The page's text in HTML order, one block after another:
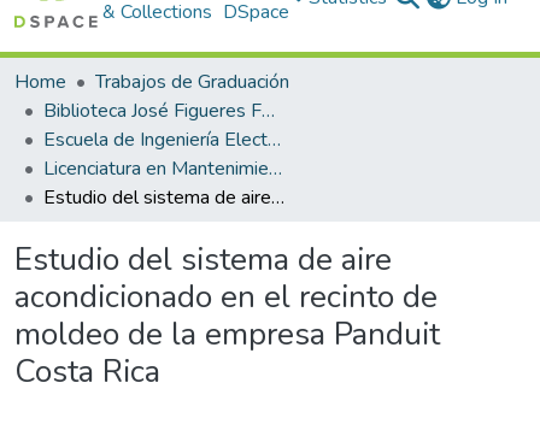
& Collections DSpace
Home
Trabajos de Graduación
Biblioteca José Figueres Ferrer
Escuela de Ingeniería Electromecánica
Licenciatura en Mantenimiento Industrial
Estudio del sistema de aire acondicionado en el recinto de moldeo de la empresa Panduit Costa Rica
Estudio del sistema de aire
acondicionado en el recinto de
moldeo de la empresa Panduit
Costa Rica